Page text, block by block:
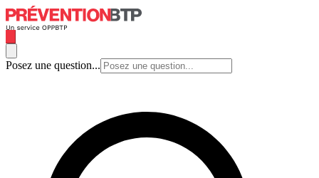
Posez une question...